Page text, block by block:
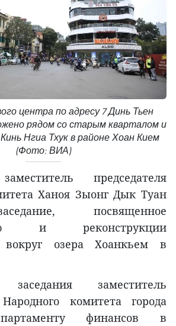
центра по адресу 7 Динь ​​Тьен
рядом со старым кварталом и
Нгиа Тхук в районе Хоан Кием
(Фото: ВИА)
председателя
Ханоя Зыонг Дык Туан
посвященное
и реконструкции
вокруг озера Хоанкьем в
заместитель
комитета города
финансов в